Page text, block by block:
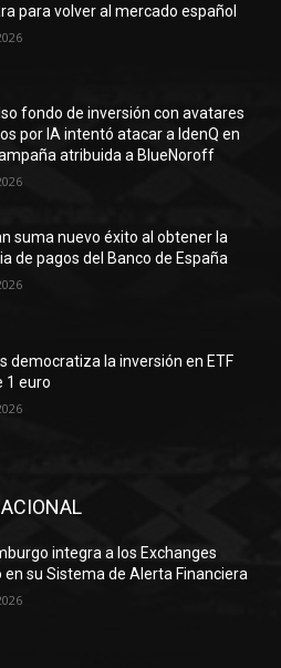
para volver al mercado español
fondo de inversión con avatares
por IA intentó atacar a IdenQ en
atribuida a BlueNoroff
suma nuevo éxito al obtener la
de pagos del Banco de España
democratiza la inversión en ETF
1 euro
integra a los Exchanges
en su Sistema de Alerta Financiera